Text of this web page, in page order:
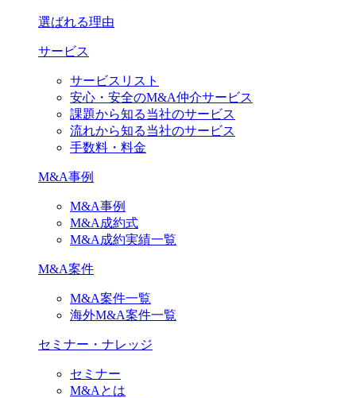
選ばれる理由
サービス
サービスリスト
安心・安全のM&A仲介サービス
課題から知る当社のサービス
流れから知る当社のサービス
手数料・料金
M&A事例
M&A事例
M&A成約式
M&A成約実績一覧
M&A案件
M&A案件一覧
海外M&A案件一覧
セミナー・ナレッジ
セミナー
M&Aとは